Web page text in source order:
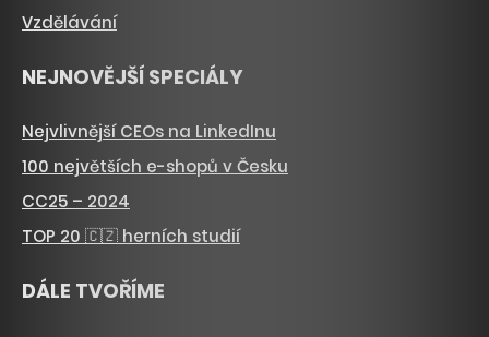
Vzdělávání
NEJNOVĚJŠÍ SPECIÁLY
Nejvlivnější CEOs na LinkedInu
100 největších e-shopů v Česku
CC25 – 2024
TOP 20 🇨🇿 herních studií
DÁLE TVOŘÍME